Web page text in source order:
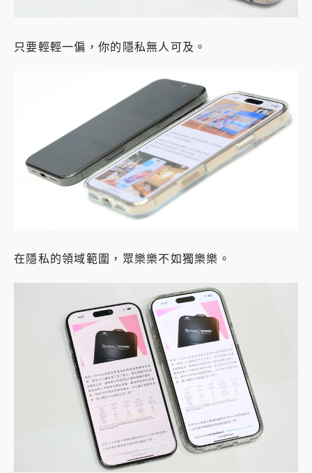
只要輕輕一偏，你的隱私無人可及。
在隱私的領域範圍，眾樂樂不如獨樂樂。